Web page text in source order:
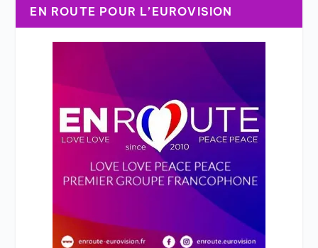
EN ROUTE POUR L’EUROVISION